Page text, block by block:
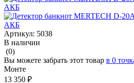
Артикул: 5038
В наличии
(0)
Вы можете забрать этот товар в 0
Монте
13 350 ₽